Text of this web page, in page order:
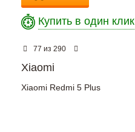
Купить в один клик
77 из 290
Xiaomi
Xiaomi Redmi 5 Plus